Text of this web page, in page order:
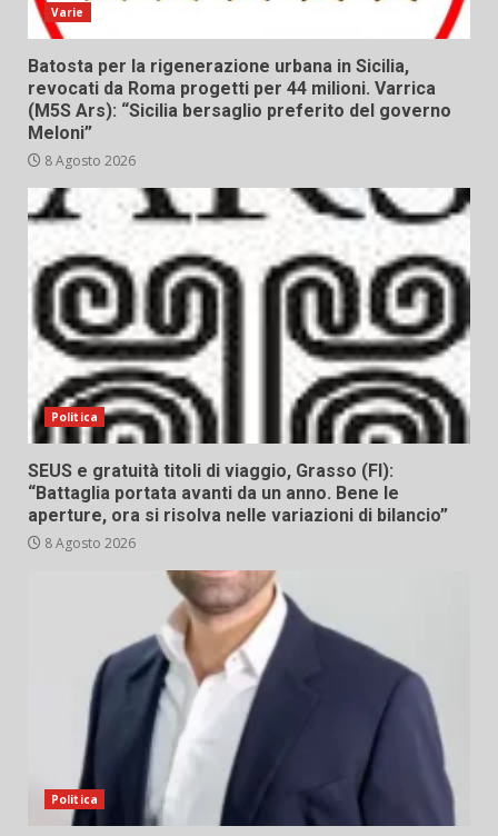
Varie
Batosta per la rigenerazione urbana in Sicilia,
revocati da Roma progetti per 44 milioni. Varrica
(M5S Ars): “Sicilia bersaglio preferito del governo
Meloni”
8 Agosto 2026
Politica
SEUS e gratuità titoli di viaggio, Grasso (FI):
“Battaglia portata avanti da un anno. Bene le
aperture, ora si risolva nelle variazioni di bilancio”
8 Agosto 2026
Politica